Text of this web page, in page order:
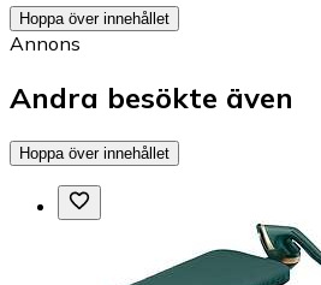
Hoppa över innehållet
Annons
Andra besökte även
Hoppa över innehållet